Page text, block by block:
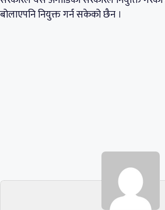
बोलाएपनि नियुक्त गर्न सकेको छैन ।